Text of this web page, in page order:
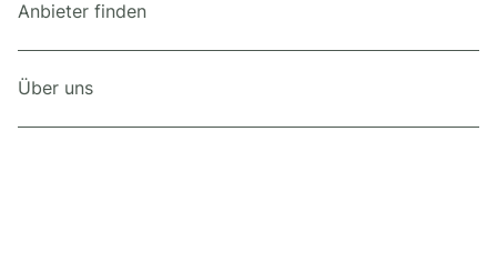
Anbieter finden
Über uns